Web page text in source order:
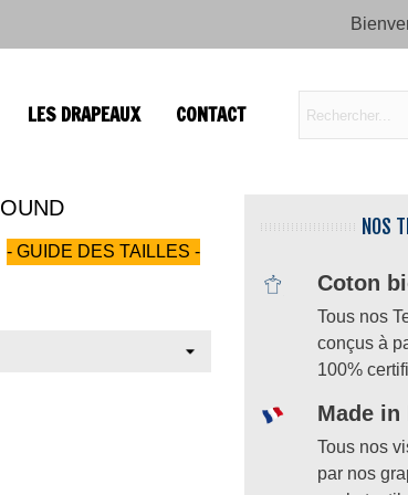
LES DRAPEAUX CONTACT
- GUIDE DES TAILLES -
NOS
Coton
Tous nos
conçus à
100%
Made in
Tous nos
par nos